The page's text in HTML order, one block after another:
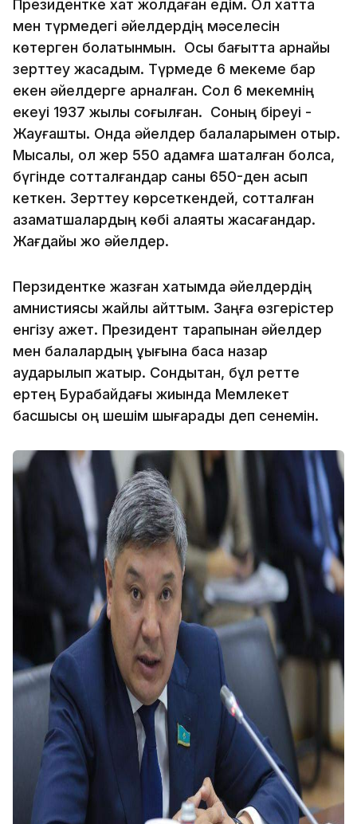
Президентке хат жолдаған едім. Ол хатта
мен түрмедегі әйелдердің мәселесін
көтерген болатынмын. Осы бағытта арнайы
зерттеу жасадым. Түрмеде 6 мекеме бар
екен әйелдерге арналған. Сол 6 мекемнің
екеуі 1937 жылы соғылған. Соның біреуі -
Жауғашты. Онда әйелдер балаларымен отыр.
Мысалы, ол жер 550 адамға шақталған болса,
бүгінде сотталғандар саны 650-ден асып
кеткен. Зерттеу көрсеткендей, сотталған
азаматшалардың көбі алаяқтық жасағандар.
Жағдайы жоқ әйелдер.
Перзидентке жазған хатымда әйелдердің
амнистиясы жайлы айттым. Заңға өзгерістер
енгізу қажет. Президент тарапынан әйелдер
мен балалардың құқығына баса назар
аударылып жатыр. Сондықтан, бұл ретте
ертең Бурабайдағы жиында Мемлекет
басшысы оң шешім шығарады деп сенемін.